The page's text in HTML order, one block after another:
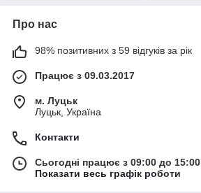
Про нас
98% позитивних з 59 відгуків за рік
Працює з 09.03.2017
м. Луцьк
Луцьк, Україна
Контакти
Сьогодні працює з 09:00 до 15:00
Показати весь графік роботи